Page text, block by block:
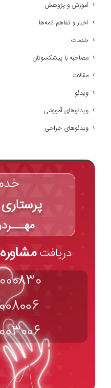
آموزش و پژوهش
اخبار و تفاهم نامه‌ها
خدمات
مصاحبه با پیشکسوتان
مقالات
ویدئو
ویدئوهای آموزشی
ویدئوهای جراحی
دریافتمشاوره